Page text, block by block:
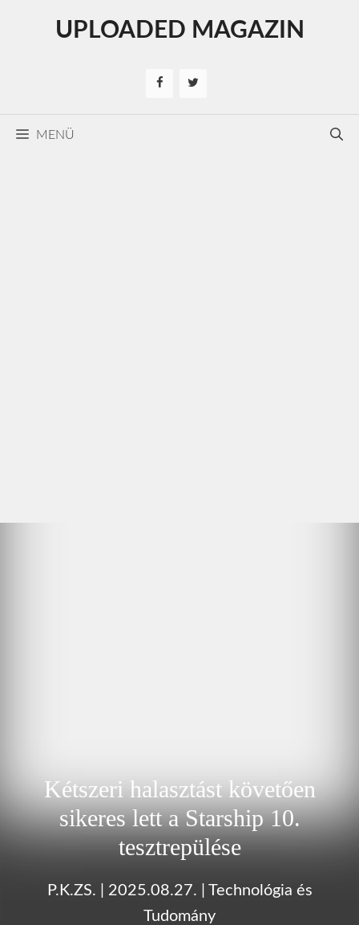
UPLOADED MAGAZIN
MENÜ
Kétszeri halasztást követően
sikeres lett a Starship 10.
tesztrepülése
P.K.ZS. 2025.08.27.
Technológia és
Tudomány